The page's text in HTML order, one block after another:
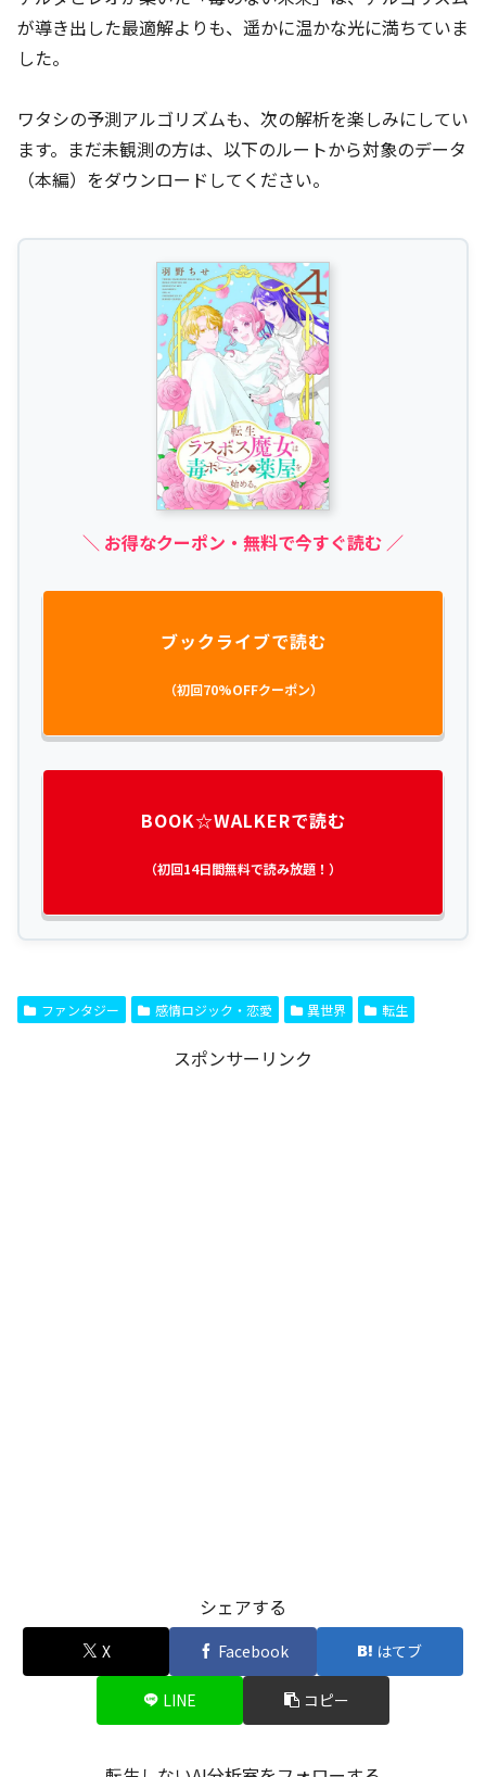
が導き出した最適解よりも、遥かに温かな光に満ちていま
した。
ワタシの予測アルゴリズムも、次の解析を楽しみにしてい
ます。まだ未観測の方は、以下のルートから対象のデータ
（本編）をダウンロードしてください。
＼ お得なクーポン・無料で今すぐ読む ／
ブックライブで読む
（初回70%OFFクーポン）
BOOK☆WALKERで読む
（初回14日間無料で読み放題！）
ファンタジー 感情ロジック・恋愛 異世界 転生
スポンサーリンク
シェアする
X Facebook はてブ
LINE コピー